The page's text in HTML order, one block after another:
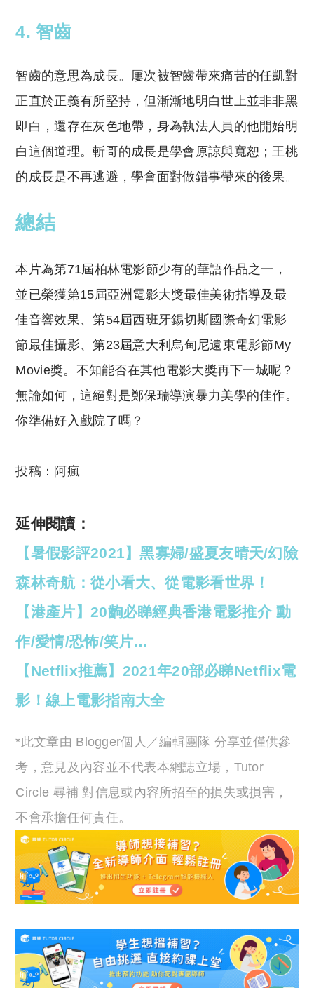
4. 智齒
智齒的意思為成長。屢次被智齒帶來痛苦的任凱對
正直於正義有所堅持，但漸漸地明白世上並非非黑
即白，還存在灰色地帶，身為執法人員的他開始明
白這個道理。斬哥的成長是學會原諒與寬恕；王桃
的成長是不再逃避，學會面對做錯事帶來的後果。
總結
本片為第71屆柏林電影節少有的華語作品之一，
並已榮獲第15屆亞洲電影大獎最佳美術指導及最
佳音響效果、第54屆西班牙錫切斯國際奇幻電影
節最佳攝影、第23屆意大利烏甸尼遠東電影節My
Movie獎。不知能否在其他電影大獎再下一城呢？
無論如何，這絕對是鄭保瑞導演暴力美學的佳作。
你準備好入戲院了嗎？
投稿：阿瘋
延伸閱讀：
【暑假影評2021】黑寡婦/盛夏友晴天/幻險
森林奇航：從小看大、從電影看世界！
【港產片】20齣必睇經典香港電影推介 動
作/愛情/恐怖/笑片…
【Netflix推薦】2021年20部必睇Netflix電
影！線上電影指南大全
*此文章由 Blogger個人／編輯團隊 分享並僅供參
考，意見及內容並不代表本網誌立場，Tutor
Circle 尋補 對信息或內容所招至的損失或損害，
不會承擔任何責任。